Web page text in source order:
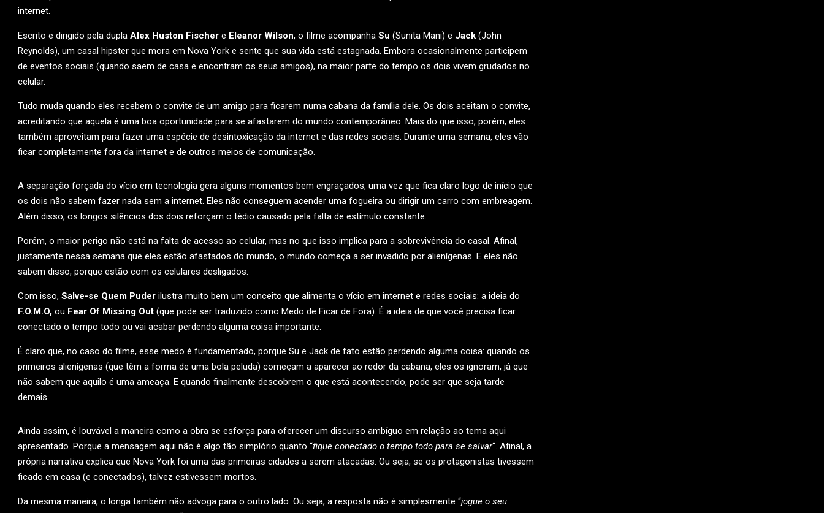
internet.
Escrito e dirigido pela dupla Alex Huston Fischer e Eleanor Wilson, o filme acompanha Su (Sunita Mani) e Jack (John
Reynolds), um casal hipster que mora em Nova York e sente que sua vida está estagnada. Embora ocasionalmente participem
de eventos sociais (quando saem de casa e encontram os seus amigos), na maior parte do tempo os dois vivem grudados no
celular.
Tudo muda quando eles recebem o convite de um amigo para ficarem numa cabana da família dele. Os dois aceitam o convite,
acreditando que aquela é uma boa oportunidade para se afastarem do mundo contemporâneo. Mais do que isso, porém, eles
também aproveitam para fazer uma espécie de desintoxicação da internet e das redes sociais. Durante uma semana, eles vão
ficar completamente fora da internet e de outros meios de comunicação.
A separação forçada do vício em tecnologia gera alguns momentos bem engraçados, uma vez que fica claro logo de início que
os dois não sabem fazer nada sem a internet. Eles não conseguem acender uma fogueira ou dirigir um carro com embreagem.
Além disso, os longos silêncios dos dois reforçam o tédio causado pela falta de estímulo constante.
Porém, o maior perigo não está na falta de acesso ao celular, mas no que isso implica para a sobrevivência do casal. Afinal,
justamente nessa semana que eles estão afastados do mundo, o mundo começa a ser invadido por alienígenas. E eles não
sabem disso, porque estão com os celulares desligados.
Com isso, Salve-se Quem Puder ilustra muito bem um conceito que alimenta o vício em internet e redes sociais: a ideia do
F.O.M.O, ou Fear Of Missing Out (que pode ser traduzido como Medo de Ficar de Fora). É a ideia de que você precisa ficar
conectado o tempo todo ou vai acabar perdendo alguma coisa importante.
É claro que, no caso do filme, esse medo é fundamentado, porque Su e Jack de fato estão perdendo alguma coisa: quando os
primeiros alienígenas (que têm a forma de uma bola peluda) começam a aparecer ao redor da cabana, eles os ignoram, já que
não sabem que aquilo é uma ameaça. E quando finalmente descobrem o que está acontecendo, pode ser que seja tarde
demais.
Ainda assim, é louvável a maneira como a obra se esforça para oferecer um discurso ambíguo em relação ao tema aqui
apresentado. Porque a mensagem aqui não é algo tão simplório quanto “fique conectado o tempo todo para se salvar“. Afinal, a
própria narrativa explica que Nova York foi uma das primeiras cidades a serem atacadas. Ou seja, se os protagonistas tivessem
ficado em casa (e conectados), talvez estivessem mortos.
Da mesma maneira, o longa também não advoga para o outro lado. Ou seja, a resposta não é simplesmente “jogue o seu